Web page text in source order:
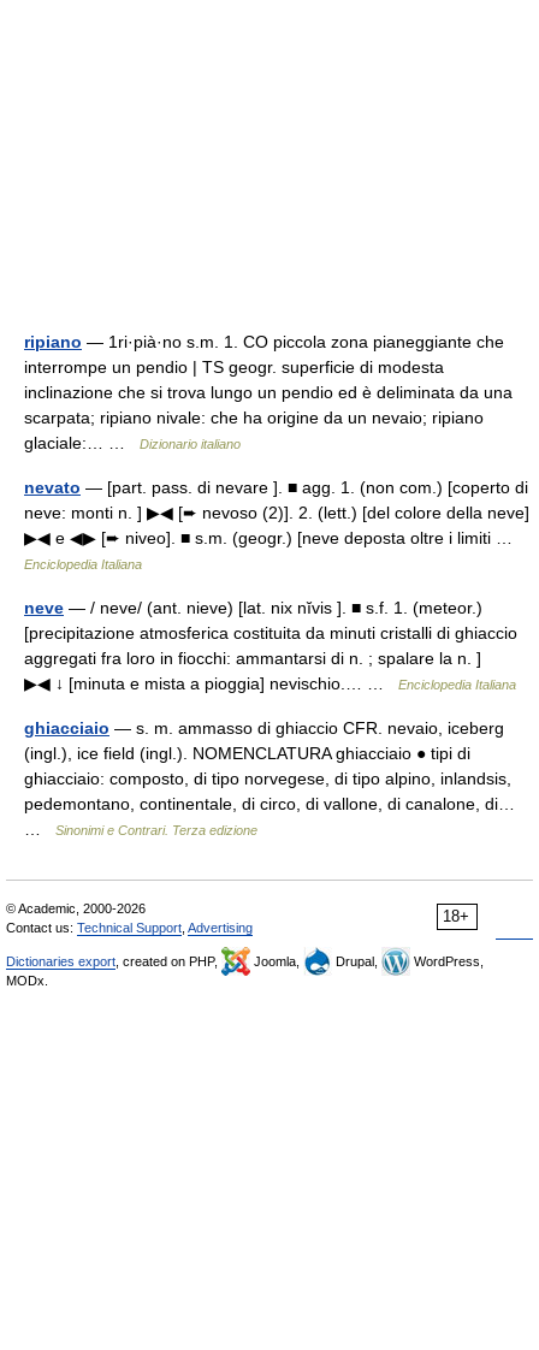
ripiano — 1ri·pià·no s.m. 1. CO piccola zona pianeggiante che
interrompe un pendio | TS geogr. superficie di modesta
inclinazione che si trova lungo un pendio ed è deliminata da una
scarpata; ripiano nivale: che ha origine da un nevaio; ripiano
glaciale:… …
Dizionario italiano
nevato — [part. pass. di nevare ]. ■ agg. 1. (non com.) [coperto di
neve: monti n. ] ▶◀ [➨ nevoso (2)]. 2. (lett.) [del colore della neve]
▶◀ e ◀▶ [➨ niveo]. ■ s.m. (geogr.) [neve deposta oltre i limiti …
Enciclopedia Italiana
neve — / neve/ (ant. nieve) [lat. nix nĭvis ]. ■ s.f. 1. (meteor.)
[precipitazione atmosferica costituita da minuti cristalli di ghiaccio
aggregati fra loro in fiocchi: ammantarsi di n. ; spalare la n. ]
▶◀ ↓ [minuta e mista a pioggia] nevischio.… …
Enciclopedia Italiana
ghiacciaio — s. m. ammasso di ghiaccio CFR. nevaio, iceberg
(ingl.), ice field (ingl.). NOMENCLATURA ghiacciaio ● tipi di
ghiacciaio: composto, di tipo norvegese, di tipo alpino, inlandsis,
pedemontano, continentale, di circo, di vallone, di canalone, di…
Sinonimi e Contrari. Terza edizione
18+
© Academic, 2000-2026
Contact us: Technical Support Advertising
Dictionaries export , created on PHP, Joomla, Drupal,
WordPress,
MODx.